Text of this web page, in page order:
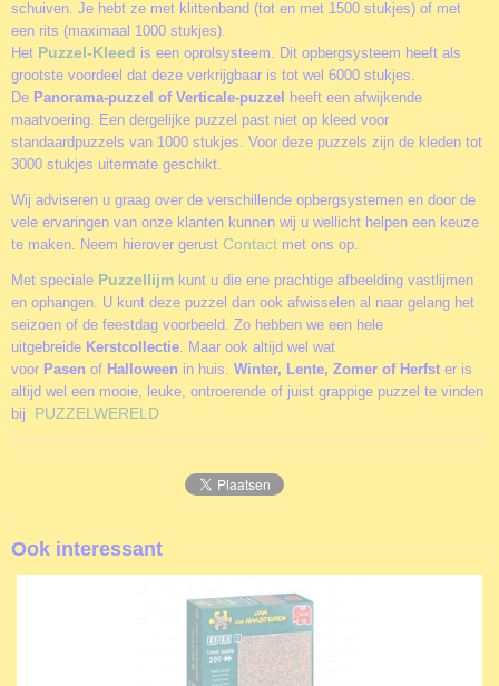
schuiven. Je hebt ze met klittenband (tot en met 1500 stukjes) of met
een rits (maximaal 1000 stukjes).
Het Puzzel-Kleed is een oprolsysteem. Dit opbergsysteem heeft als
grootste voordeel dat deze verkrijgbaar is tot wel 6000 stukjes.
De Panorama-puzzel of Verticale-puzzel
heeft een afwijkende
maatvoering. Een dergelijke puzzel past niet op kleed voor
standaardpuzzels van 1000 stukjes. Voor deze puzzels zijn de kleden tot
3000 stukjes uitermate geschikt.
Wij adviseren u graag over de verschillende opbergsystemen en door de
vele ervaringen van onze klanten kunnen wij u wellicht helpen een keuze
te maken. Neem hierover gerust Contact met ons op.
Met speciale Puzzellijm kunt u die ene prachtige afbeelding vastlijmen
en ophangen. U kunt deze puzzel dan ook afwisselen al naar gelang het
seizoen of de feestdag voorbeeld. Zo hebben we een hele
uitgebreide Kerstcollectie. Maar ook altijd wel wat
voor Pasen of Halloween in huis. Winter, Lente, Zomer of Herfst er is
altijd wel een mooie, leuke, ontroerende of juist grappige puzzel te vinden
bij PUZZELWERELD
Ook interessant